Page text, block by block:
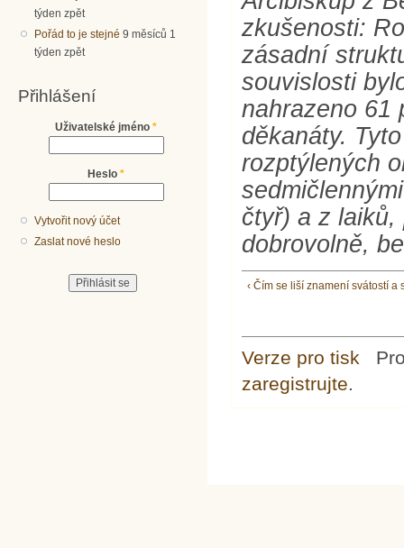
týden zpět
Pořád to je stejné 9 měsíců 1
týden zpět
Přihlášení
Uživatelské jméno *
Heslo *
Vytvořit nový účet
Zaslat nové heslo
zkušenosti:
zásadní
souvislosti
nahrazeno 61
děkanáty.
rozptýlených
čtyř) a z
dobrovolně,
‹ Čím se liší znamení svátostí a
Verze pro tisk
zaregistrujte.